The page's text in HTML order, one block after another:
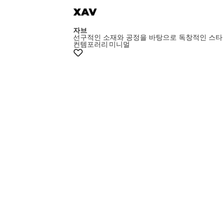
자브
선구적인 소재와 공정을 바탕으로 독창적인 스
컨템포러리 미니멀